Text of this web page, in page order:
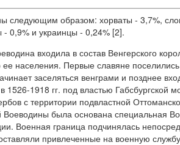
следующим образом: хорваты - 3,7%,
- 0,9% и украинцы - 0,24% [2].
входила в состав Венгерского
ее населения. Первые славяне
заселяться венграми и позднее
1526-1918 гг. под властью Габсбургской
с территории подвластной
Воеводины была основана специальная
Военная граница подчинялась
привлеченные на военную